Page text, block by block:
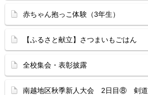
赤ちゃん抱っこ体験（3年生）
【ふるさと献立】さつまいもごはん
全校集会・表彰披露
南越地区秋季新人大会 2日目⑧ 剣道